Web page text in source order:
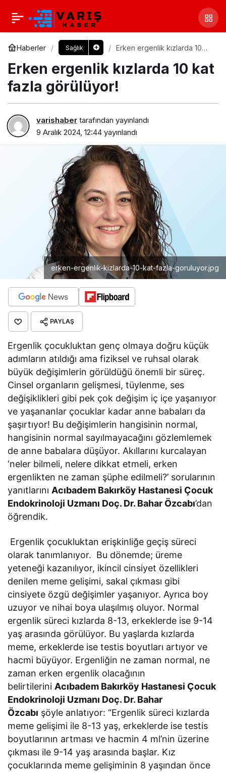
Haberler Sağlık
Erken ergenlik kızlarda 10
Erken ergenlik kızlarda 10 kat
fazla görülüyor!
varishaber tarafından yayınlandı
9 Aralık 2024, 12:44 yayınlandı
erken-ergenlik-kizlarda-10-kat-fazla-goruluyor.jpg
PAYLAŞ
Ergenlik çocukluktan genç olmaya doğru küçük
adımların atıldığı ama fiziksel ve ruhsal olarak
büyük değişimlerin görüldüğü önemli bir süreç.
Cinsel organların gelişmesi, tüylenme, ses
değişiklikleri gibi pek çok değişim iç içe yaşanıyor
ve yaşananlar çocuklar kadar anne babaları da
şaşırtıyor! Bu değişimlerin hangisinin normal,
hangisinin normal sayılmayacağını gözlemlemek
de anne babalara düşüyor. Akıllarını kurcalayan
‘neler bilmeli, nelere dikkat etmeli, erken
ergenlikten ne zaman şüphe edilmeli?’ sorularının
yanıtlarını Acıbadem Bakırköy Hastanesi Çocuk
Endokrinoloji Uzmanı Doç. Dr. Bahar Özcabı’dan
öğrendik.
Ergenlik çocukluktan erişkinliğe geçiş süreci
olarak tanımlanıyor. Bu dönemde; üreme
yeteneği kazanılıyor, ikincil cinsiyet özellikleri
denilen meme gelişimi, sakal çıkması gibi
cinsiyete özgü değişimler yaşanıyor. Ayrıca boy
uzuyor ve nihai boya ulaşılmış oluyor. Normal
ergenlik süreci kızlarda 8-13, erkeklerde ise 9-14
yaş arasında görülüyor. Bu yaşlarda kızlarda
meme, erkeklerde ise testis boyutları artıyor ve
hacmi büyüyor. Ergenliğin ne zaman normal, ne
zaman erken ergenlik olacağının
belirtilerini Acıbadem Bakırköy Hastanesi Çocuk
Endokrinoloji Uzmanı Doç. Dr. Bahar
Özcabı şöyle anlatıyor: “Ergenlik süreci kızlarda
meme gelişimi ile 8-13 yaş, erkeklerde ise testis
boyutlarının artması ve hacmin 4 ml’nin üzerine
çıkması ile 9-14 yaş arasında başlar. Kız
çocuklarında meme gelişiminin 8 yaşından önce